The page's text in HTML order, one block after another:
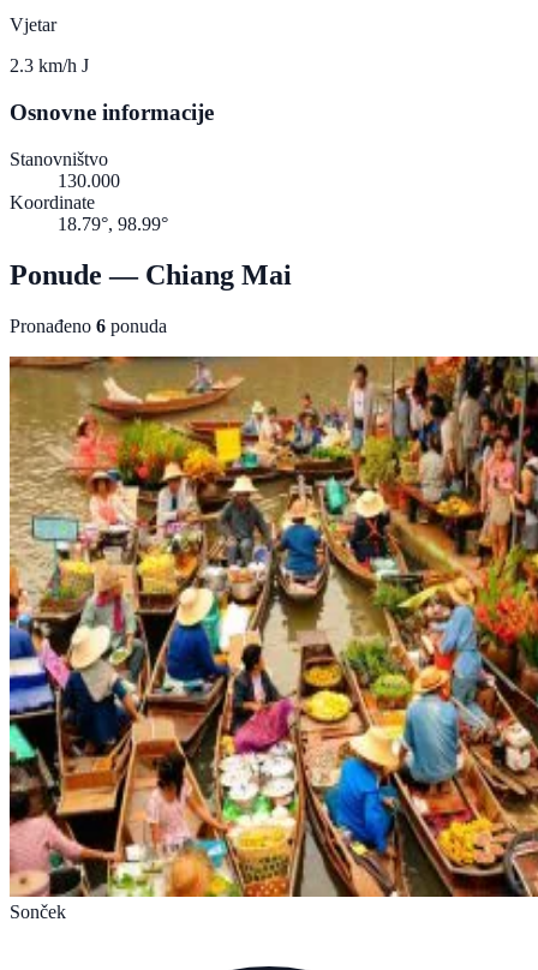
Vjetar
2.3 km/h J
Osnovne informacije
Stanovništvo
130.000
Koordinate
18.79°, 98.99°
Ponude — Chiang Mai
Pronađeno 6 ponuda
Sonček